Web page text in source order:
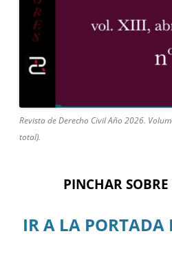
Revista de Derecho Civil Año 2026.
total).
PINCHAR
IR A LA PORTADA